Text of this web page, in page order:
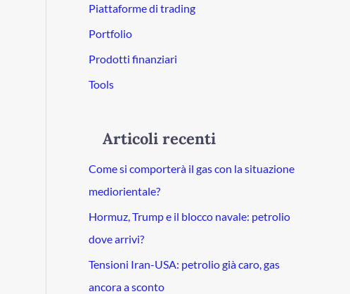
Piattaforme di trading
Portfolio
Prodotti finanziari
Tools
Articoli recenti
Come si comporterà il gas con la situazione
mediorientale?
Hormuz, Trump e il blocco navale: petrolio
dove arrivi?
Tensioni Iran-USA: petrolio già caro, gas
ancora a sconto